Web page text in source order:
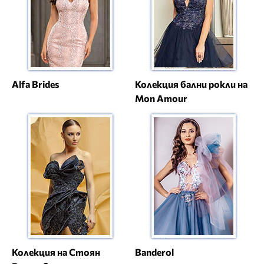
Alfa Brides
Колекция бални рокли на
Mon Amour
Колекция на Стоян
Banderol